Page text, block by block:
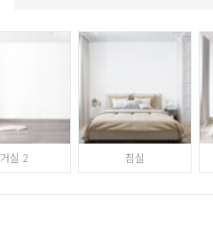
거실 2 침실